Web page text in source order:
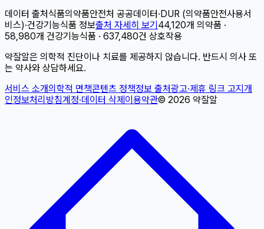
데이터 출처 식품의약품안전처 공공데이터 · DUR (의약품안전사용서
비스)·건강기능식품 정보출처 자세히 보기 44,120개 의약품 ·
58,980개 건강기능식품 · 637,480건 상호작용
약잘알은 의학적 진단이나 치료를 제공하지 않습니다. 반드시 의사 또
는 약사와 상담하세요.
서비스 소개의학적 면책콘텐츠 정책정보 출처광고·제휴 링크 고지 개
인정보처리방침계정·데이터 삭제 이용약관© 2026 약잘알